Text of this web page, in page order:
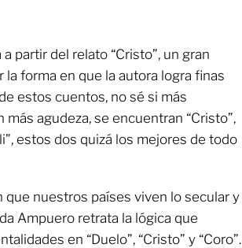
partir del relato “Cristo”, un gran
forma en que la autora logra finas
estos cuentos, no sé si más
agudeza, se encuentran “Cristo”,
estos dos quizá los mejores de todo
que nuestros países viven lo secular y
Ampuero retrata la lógica que
en “Duelo”, “Cristo” y “Coro”.